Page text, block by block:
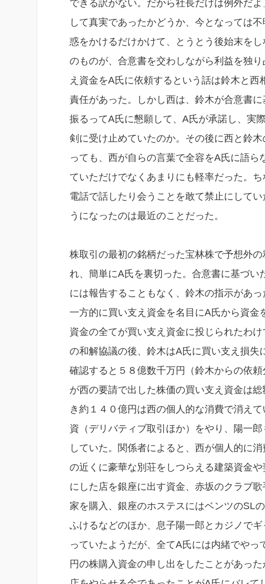
できる訳がない。だから社長だけは例外だ
して真実であったかどうか、今となっては
惑をかけるだけかけて、とうとう後始末を
のものが、合意書を交わしながら利益を独
え資金をA氏に依頼するという話は鈴木と
責任があった。しかし西は、鈴木が合意書
振るってA氏に懇願して、A氏が承諾し、実
剣に受け止めていたのか。その後に西と鈴
っても、西が自らの言葉で全容をA氏に語ら
ていただけでなくあまりにも軽率だった。
電話で話したり会うことを敢て禁止にして
うになったのは最近のことだった。
株取引の最初の銘柄だった宝林株で予想外
れ、簡単にA氏を裏切った。合意書に基づ
には報告することもなく、鈴木の指示があ
一方的に買い支え資金を名目にA氏から資
資金の全てが買い支え資金に投じられたわ
の和解協議の後、鈴木はA氏に買い支え損
確認すると５８億数千万円（鈴木からの依
が西の要請で出した株価の買い支え資金は
き約１４０億円は西の個人的な消費で消え
資（デリバティブ取引ほか）をやり、陽一
していた。関係者によると、西が個人的に
の近くに豪華な別荘をしつらえる建築資金
にした店を銀座に出す資金、赤坂のクラブ
家を購入、銀座のホステスにはベンツのSL
ふけるなどのほか、息子陽一郎とカジノで
っていたようだが、全てA氏には内緒でや
円の株購入資金の申し出をしたことがあっ